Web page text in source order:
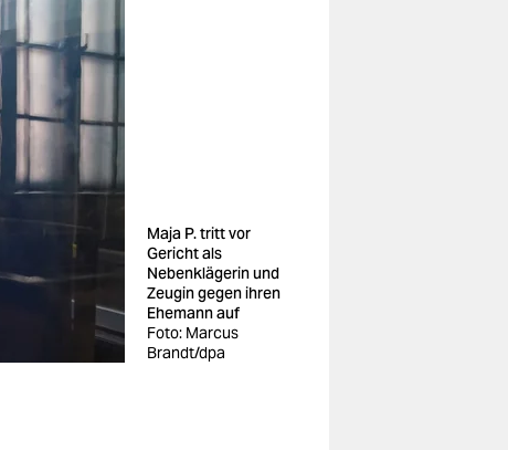
Maja P. tritt vor
Gericht als
Nebenklägerin und
Zeugin gegen ihren
Ehemann auf
Foto: Marcus
Brandt/dpa